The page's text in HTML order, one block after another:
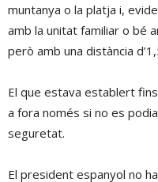
muntanya o la platja i,
amb la unitat familiar o bé
però amb una distància
El que estava establert
a fora només si no es
seguretat.
El president espanyol no